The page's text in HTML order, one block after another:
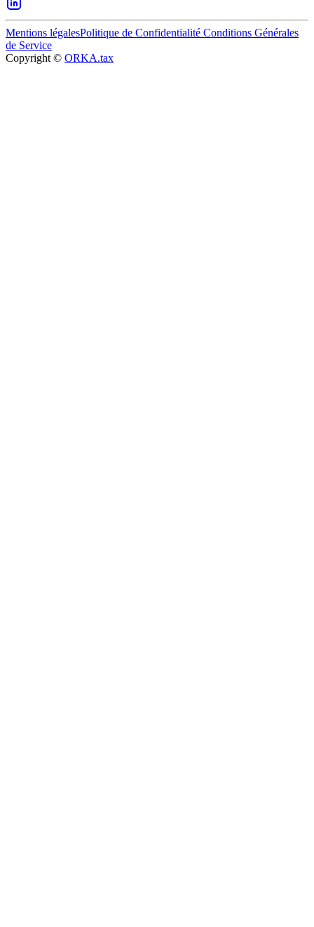
Mentions légalesPolitique de Confidentialité Conditions Générales
de Service
Copyright © ORKA.tax